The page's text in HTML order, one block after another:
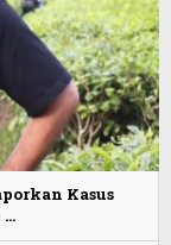
Kasus
…